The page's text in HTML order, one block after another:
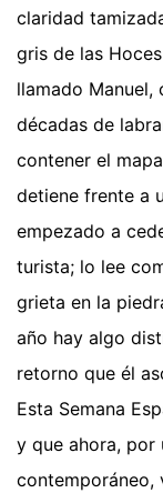
claridad
gris de las
llamado Manuel,
décadas de
contener el
detiene frente a
empezado a
turista; lo lee
grieta en la
año hay algo
retorno que él
Esta Semana
y que ahora, por
contemporáneo,